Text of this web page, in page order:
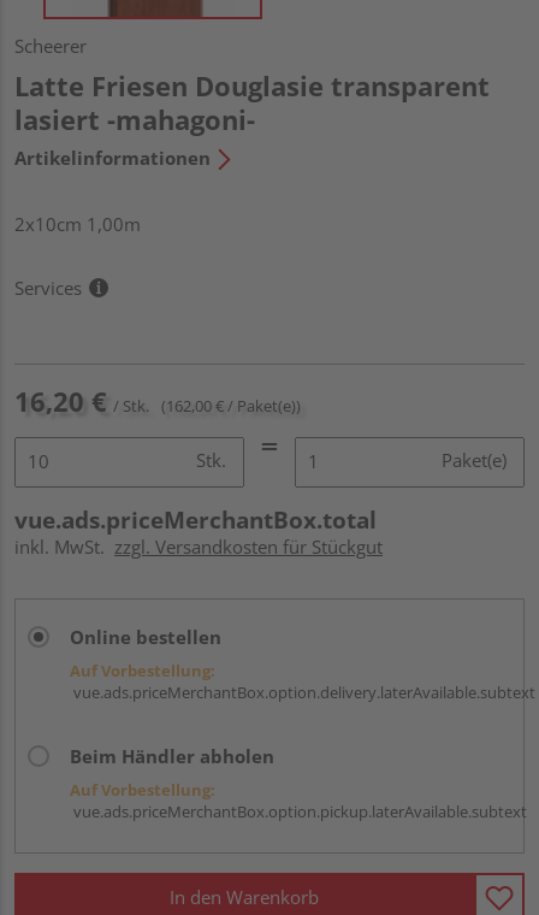
Scheerer
Latte Friesen Douglasie transparent
lasiert -mahagoni-
Artikelinformationen
2x10cm 1,00m
Services
16,20 € / Stk. (162,00 € / Paket(e))
Stk. Paket(e)
vue.ads.priceMerchantBox.total
inkl. MwSt. zzgl. Versandkosten für Stückgut
Online bestellen
Auf Vorbestellung:
vue.ads.priceMerchantBox.option.delivery.laterAvailable.subtext
Beim Händler abholen
Auf Vorbestellung:
vue.ads.priceMerchantBox.option.pickup.laterAvailable.subtext
In den Warenkorb